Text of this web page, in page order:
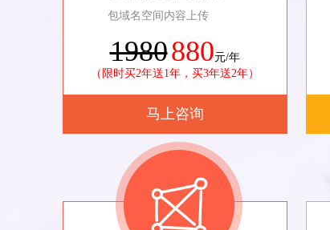
包域名空间内容上传
1980880元/年
（限时买2年送1年，买3年送2年）
马上咨询